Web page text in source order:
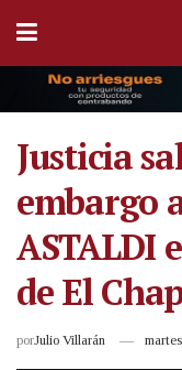
Justicia
embargo
ASTALDI
de El
porJulio Villarán